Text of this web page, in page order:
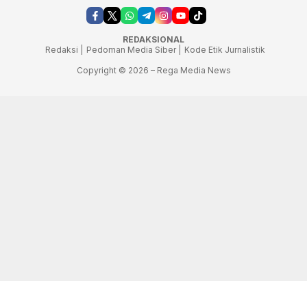
REDAKSIONAL
Redaksi |
Pedoman Media Siber |
Kode Etik Jurnalistik
Copyright © 2026 – Rega Media News